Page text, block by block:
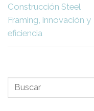
Construcción Steel
Framing, innovación y
eficiencia